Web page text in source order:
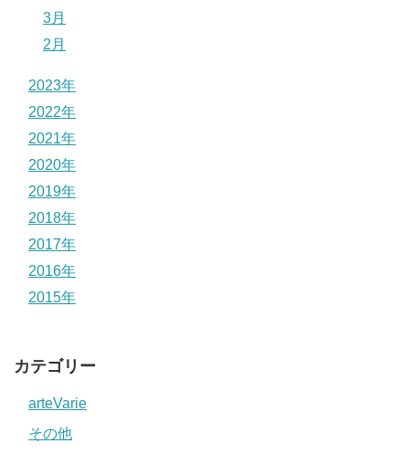
3月
2月
2023年
2022年
2021年
2020年
2019年
2018年
2017年
2016年
2015年
カテゴリー
arteVarie
その他